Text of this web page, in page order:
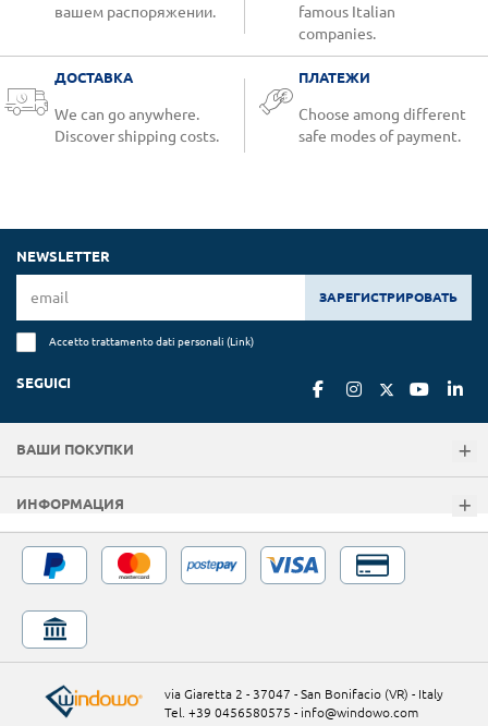
вашем распоряжении.
famous Italian
companies.
ДОСТАВКА
We can go anywhere.
Discover shipping costs.
ПЛАТЕЖИ
Choose among different
safe modes of payment.
NEWSLETTER
ЗАРЕГИСТРИРОВАТЬ
Accetto trattamento dati personali (Link)
SEGUICI
ВАШИ ПОКУПКИ
ИНФОРМАЦИЯ
via Giaretta 2 - 37047 - San Bonifacio (VR) - Italy
Tel. +39 0456580575 - info@windowo.com